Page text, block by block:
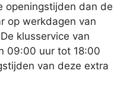
openingstijden dan de
op werkdagen van
klusservice van
09:00 uur tot 18:00
van deze extra